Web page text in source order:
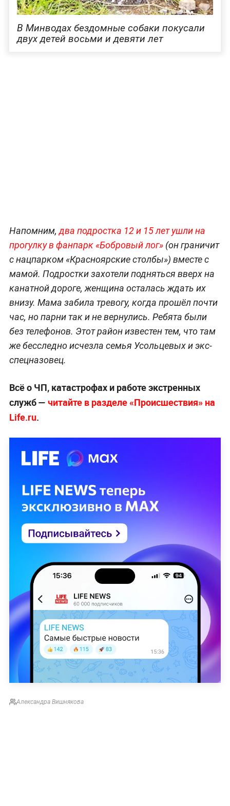
В Минводах бездомные собаки покусали
двух детей восьми и девяти лет
Напомним,два подростка 12 и 15 лет ушли на
прогулку в фанпарк «Бобровый лог»(он граничит
с нацпарком «Красноярские столбы») вместе с
мамой. Подростки захотели подняться вверх на
канатной дороге, женщина осталась ждать их
внизу. Мама забила тревогу, когда прошёл почти
час, но парни так и не вернулись. Ребята были
без телефонов. Этот район известен тем, что там
же бесследно исчезла семья Усольцевых и экс-
спецназовец.
Всё о ЧП, катастрофах и работе экстренных
служб — читайте в разделе «Происшествия» на
Life.ru.
Александра Вишнякова